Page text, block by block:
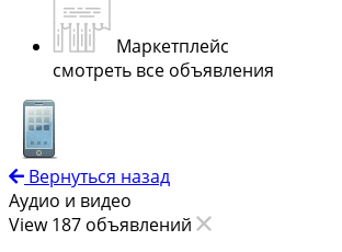
Маркетплейс
смотреть все объявления
Вернуться назад
Аудио и видео
View 187 объявлений